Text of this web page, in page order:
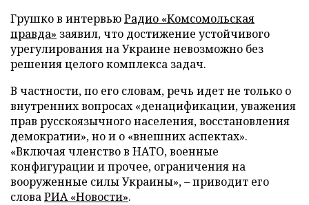
Грушко в интервьюРадио «Комсомольская
правда» заявил, что достижение устойчивого
урегулирования на Украине невозможно без
решения целого комплекса задач.
В частности, по его словам, речь идет не только о
внутренних вопросах «денацификации, уважения
прав русскоязычного населения, восстановления
демократии», но и о «внешних аспектах».
«Включая членство в НАТО, военные
конфигурации и прочее, ограничения на
вооруженные силы Украины», – приводит его
словаРИА «Новости».